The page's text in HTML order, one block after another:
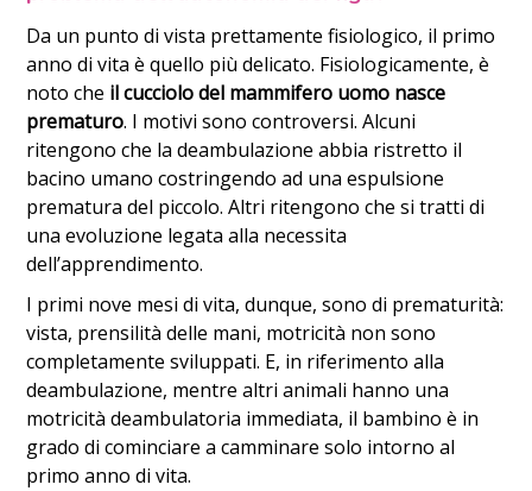
Da un punto di vista prettamente fisiologico, il primo
anno di vita è quello più delicato. Fisiologicamente, è
noto che il cucciolo del mammifero uomo nasce
prematuro. I motivi sono controversi. Alcuni
ritengono che la deambulazione abbia ristretto il
bacino umano costringendo ad una espulsione
prematura del piccolo. Altri ritengono che si tratti di
una evoluzione legata alla necessita
dell’apprendimento.
I primi nove mesi di vita, dunque, sono di prematurità:
vista, prensilità delle mani, motricità non sono
completamente sviluppati. E, in riferimento alla
deambulazione, mentre altri animali hanno una
motricità deambulatoria immediata, il bambino è in
grado di cominciare a camminare solo intorno al
primo anno di vita.